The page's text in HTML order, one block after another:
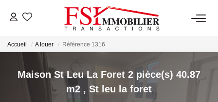
NOTRE AGENCE
Accueil A louer Référence 1316
Maison St Leu La Foret 2 pièce(s) 40.87
m2 , St leu la foret